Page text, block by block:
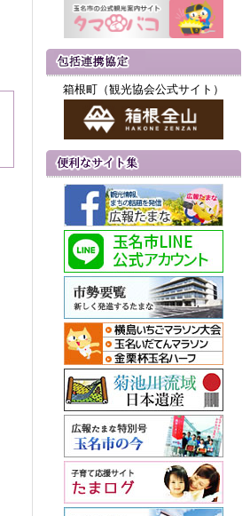
箱根町（観光協会公式サイト）